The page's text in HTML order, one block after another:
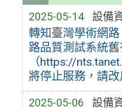
2025-05-14 設備
轉知臺灣學術網
路品質測試系統
（https://
將停止服務，請改
2025-05-06 設備